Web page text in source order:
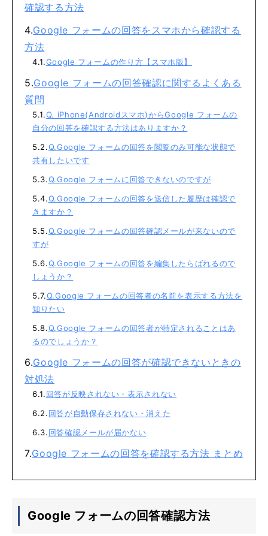
確認する方法
Google フォームの回答をスマホから確認する
方法
Google フォームの作り方【スマホ版】
Google フォームの回答確認に関するよくある
質問
Q. iPhone(Androidスマホ)からGoogle フォームの
自分の回答を確認する方法はありますか？
Q.Google フォームの回答を閲覧のみ可能な状態で
共有したいです
Q.Google フォームに回答できないのですが
Q.Google フォームの回答を送信した履歴は確認で
きますか？
Q.Google フォームの回答確認メールが来ないので
すが
Q.Google フォームの回答を編集したらばれるので
しょうか？
Q.Google フォームの回答者の名前を表示する方法を
知りたい
Q.Google フォームの回答者が特定されることはあ
るのでしょうか？
Google フォームの回答が確認できないときの
対処法
回答が反映されない・表示されない
回答が自動保存されない・消えた
回答確認メールが届かない
Google フォームの回答を確認する方法 まとめ
Google フォームの回答確認方法